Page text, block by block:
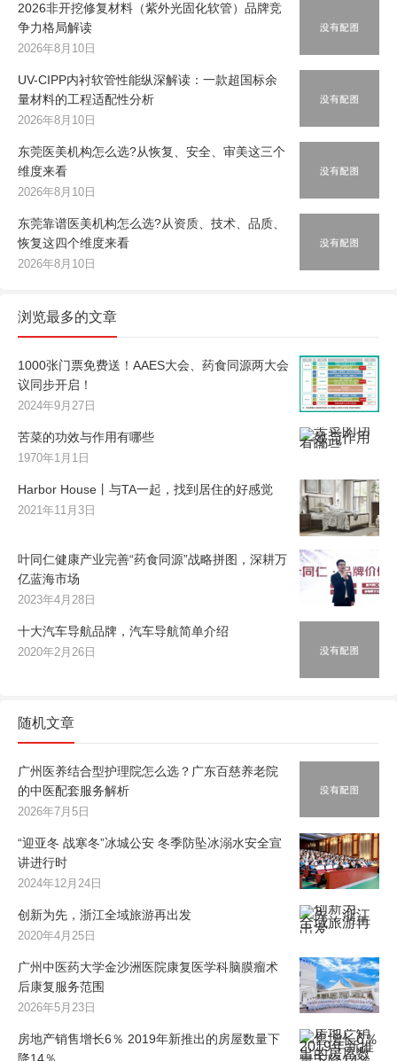
2026非开挖修复材料（紫外光固化软管）品牌竞
争力格局解读
2026年8月10日
UV-CIPP内衬软管性能纵深解读：一款超国标余
量材料的工程适配性分析
2026年8月10日
东莞医美机构怎么选?从恢复、安全、审美这三个
维度来看
2026年8月10日
东莞靠谱医美机构怎么选?从资质、技术、品质、
恢复这四个维度来看
2026年8月10日
浏览最多的文章
1000张门票免费送！AAES大会、药食同源两大会
议同步开启！
2024年9月27日
苦菜的功效与作用有哪些
1970年1月1日
Harbor House丨与TA一起，找到居住的好感觉
2021年11月3日
叶同仁健康产业完善“药食同源”战略拼图，深耕万
亿蓝海市场
2023年4月28日
十大汽车导航品牌，汽车导航简单介绍
2020年2月26日
随机文章
广州医养结合型护理院怎么选？广东百慈养老院
的中医配套服务解析
2026年7月5日
“迎亚冬 战寒冬”冰城公安 冬季防坠冰溺水安全宣
讲进行时
2024年12月24日
创新为先，浙江全域旅游再出发
2020年4月25日
广州中医药大学金沙洲医院康复医学科脑膜瘤术
后康复服务范围
2026年5月23日
房地产销售增长6％ 2019年新推出的房屋数量下
降14％